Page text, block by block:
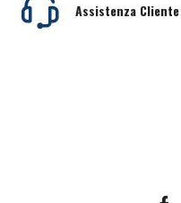
Assistenza Cliente